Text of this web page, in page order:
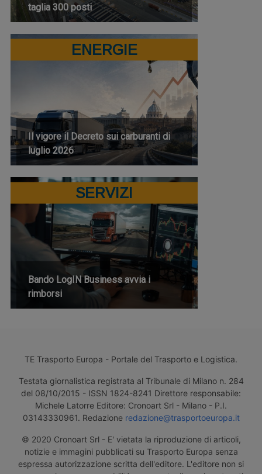
taglia 300 posti
ENERGIE
Il vigore il Decreto sui carburanti di
luglio 2026
SERVIZI
Bando LogIN Business avvia i
rimborsi
TE Trasporto Europa - Portale del Trasporto e Logistica.
Testata giornalistica registrata al Tribunale di Milano n. 284
del 08/10/2015 - ISSN 1824-8241 Direttore responsabile:
Michele Latorre Editore: Cronoart Srl - Milano - P.I.
03143330961. Redazione redazione@trasportoeuropa.it
© 2020 Cronoart Srl - E' vietata la riproduzione di articoli,
notizie e immagini pubblicati su Trasporto Europa senza
espressa autorizzazione scritta dell'editore. L'editore non si